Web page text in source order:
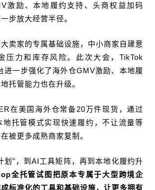
激励、本地履约支持、头商权益加码
步放大经营半径。
卖家的专属基础设施，中小商家自建意
压力和库存风险。此次大会，TikTok
进一步强化了海外仓GMV激励、本地履
托管能力也在升级。
在美国海外仓常备20万件现货，通过
地托管模式实现快速履约，不让流量等
被更多成熟商家复制。
划”，到AI工具矩阵，再到本地化履约升
全托管试图把原本专属于大型跨境企
标准化的工具和基础设施，让更多拥有